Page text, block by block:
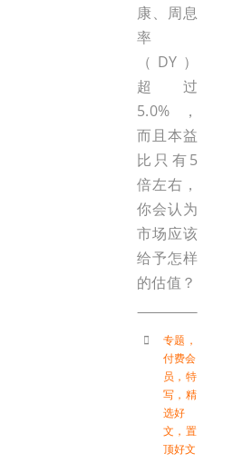
康、周息
率
（DY）
超过
5.0%，
而且本益
比只有5
倍左右，
你会认为
市场应该
给予怎样
的估值？
专题 ，
付费会
员 ， 特
写 ， 精
选好
文 ， 置
顶好文